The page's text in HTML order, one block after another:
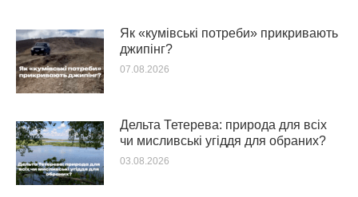
Як «кумівські потреби» прикривають
джипінг?
07.08.2026
Дельта Тетерева: природа для всіх
чи мисливські угіддя для обраних?
03.08.2026